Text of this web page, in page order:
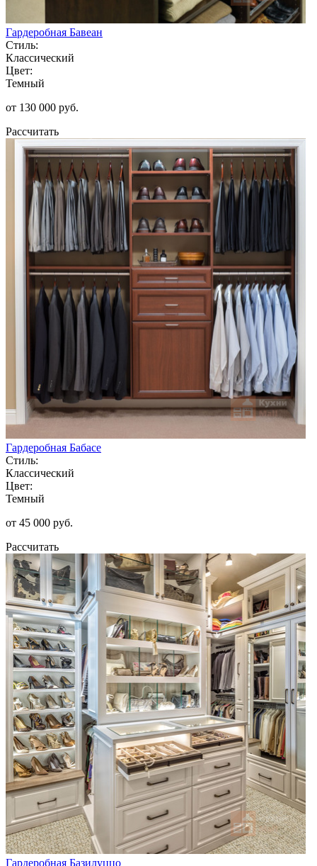
Гардеробная Бавеан
Стиль:
Классический
Цвет:
Темный
от 130 000 руб.
Рассчитать
Гардеробная Бабасе
Стиль:
Классический
Цвет:
Темный
от 45 000 руб.
Рассчитать
Гардеробная Базилуццо